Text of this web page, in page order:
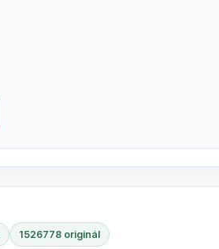
1526778 originál